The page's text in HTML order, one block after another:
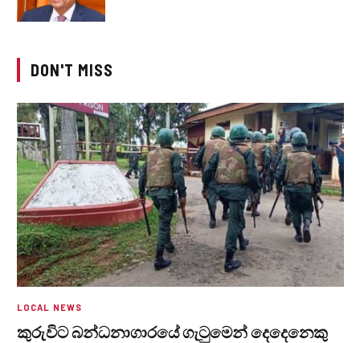
DON'T MISS
LOCAL NEWS
කුරුවිට බන්ධනාගාරයේ ගැටුමෙන් දෙදෙනෙකු